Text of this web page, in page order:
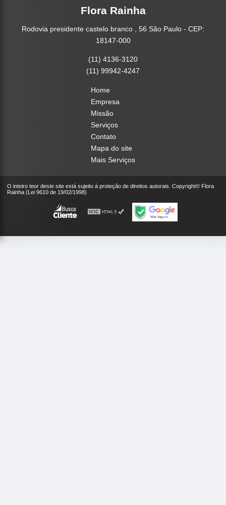
Flora Rainha
Rodovia presidente castelo branco , 56 São Paulo - CEP:
18147-000
(11) 4136-3120
(11) 99942-4247
Home
Empresa
Missão
Serviços
Contato
Mapa do site
Mais Serviços
O inteiro teor deste site está sujeito à proteção de direitos autorais. Copyright© Flora
Rainha (Lei 9610 de 19/02/1998)